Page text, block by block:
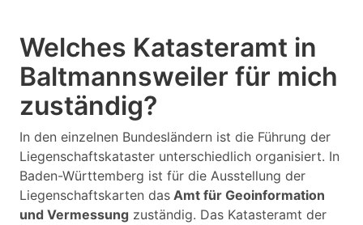
Welches Katasteramt in
Baltmannsweiler für mich
zuständig?
In den einzelnen Bundesländern ist die Führung der
Liegenschaftskataster unterschiedlich organisiert. In
Baden-Württemberg ist für die Ausstellung der
Liegenschaftskarten das Amt für Geoinformation
und Vermessung zuständig. Das Katasteramt der